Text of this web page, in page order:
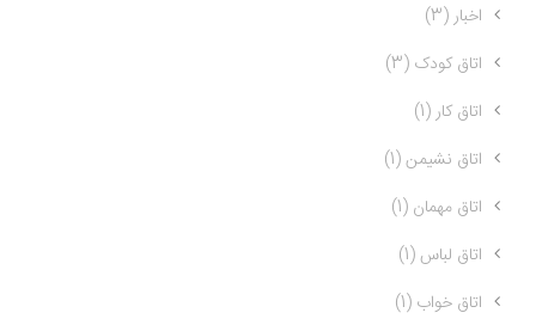
اخبار (3)
اتاق کودک (3)
اتاق کار (1)
اتاق نشیمن (1)
اتاق مهمان (1)
اتاق لباس (1)
اتاق خواب (1)